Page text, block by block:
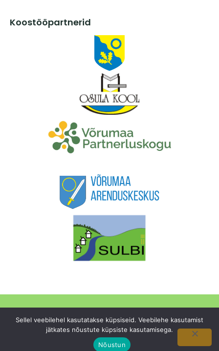
Koostööpartnerid
MTÜ Osula Külaselts. Kõik õigused kaitstud.
Sellel veebilehel kasutatakse küpsiseid. Veebilehe kasutamist
jätkates nõustute küpsiste kasutamisega.
Nõustun